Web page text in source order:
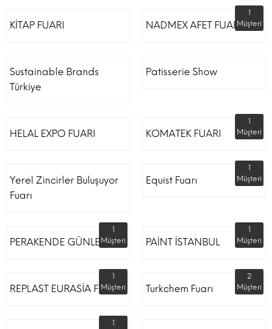
KİTAP FUARI NADMEX AFET FUARI
1
Müşteri
Sustainable Brands
Türkiye
Patisserie Show
HELAL EXPO FUARI KOMATEK FUARI
1
Müşteri
Yerel Zincirler Buluşuyor
Fuarı
Equist Fuarı
1
Müşteri
PERAKENDE GÜNLERİ
1
Müşteri
PAİNT İSTANBUL
1
Müşteri
REPLAST EURASİA FUARI
1
Müşteri
Turkchem Fuarı
2
Müşteri
1